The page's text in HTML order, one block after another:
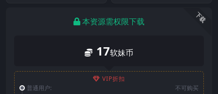
下载
本资源需权限下载
17软妹币
VIP折扣
普通用户:
不可购买